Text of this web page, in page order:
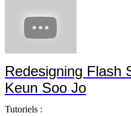
Samsung SSD